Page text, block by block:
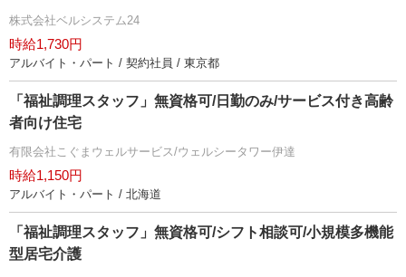
株式会社ベルシステム24
時給1,730円
アルバイト・パート / 契約社員 / 東京都
「福祉調理スタッフ」無資格可/日勤のみ/サービス付き高齢
者向け住宅
有限会社こぐまウェルサービス/ウェルシータワー伊達
時給1,150円
アルバイト・パート / 北海道
「福祉調理スタッフ」無資格可/シフト相談可/小規模多機能
型居宅介護